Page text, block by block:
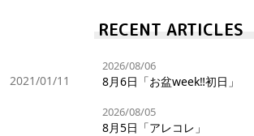
2021/01/11
RECENT ARTICLES
2026/08/06
8月6日「お盆week‼︎初日」
2026/08/05
8月5日「アレコレ」